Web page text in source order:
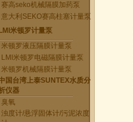
赛高seko机械隔膜加药泵
意大利SEKO赛高柱塞计量泵
LMI米顿罗计量泵
米顿罗液压隔膜计量泵
LMI米顿罗电磁隔膜计量泵
米顿罗机械隔膜计量泵
国台湾上泰SUNTEX水质分
仪器
臭氧
浊度计/悬浮固体计/污泥浓度